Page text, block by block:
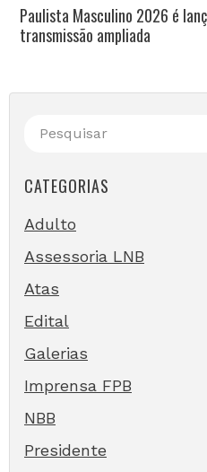
Paulista Masculino 2026 é
transmissão ampliada
CATEGORIAS
Adulto
Assessoria LNB
Atas
Edital
Galerias
Imprensa FPB
NBB
Presidente